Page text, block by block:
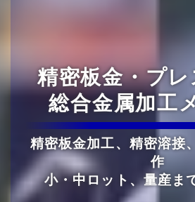
精密板金・プ
総合金属加工
精密板金加工、精密溶接
作
小・中ロット、量産ま